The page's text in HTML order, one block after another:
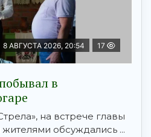
8 АВГУСТА 2026, 20:54 17
в
на встрече главы
обсуждались ...